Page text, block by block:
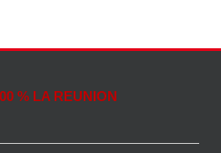
% LA REUNION